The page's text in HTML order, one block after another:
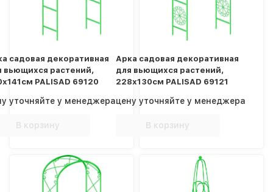
садовая декоративная
вьющихся растений,
PALISAD 69120
уточняйте у менеджера
В корзину
Арка садовая декоративная
для вьющихся растений,
228х130см PALISAD 69121
цену уточняйте у менеджера
В корзину